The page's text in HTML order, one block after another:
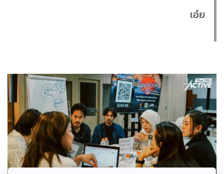
เอ๋ย